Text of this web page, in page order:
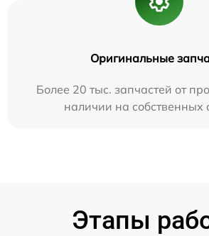
Оригинальные
Более 20 тыс. запчастей от
наличии на собственных
Этапы